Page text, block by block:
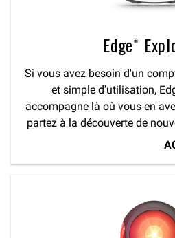
Edge®
Si vous avez besoin d'un
et simple d'utilisation,
accompagne là où vous en
partez à la découverte de